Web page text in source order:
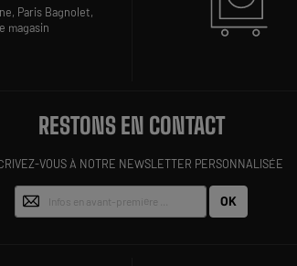
Paris Bagnolet,
magasin
RESTONS EN CONTACT
VOUS À NOTRE NEWSLETTER PERSONNALISÉE
OK